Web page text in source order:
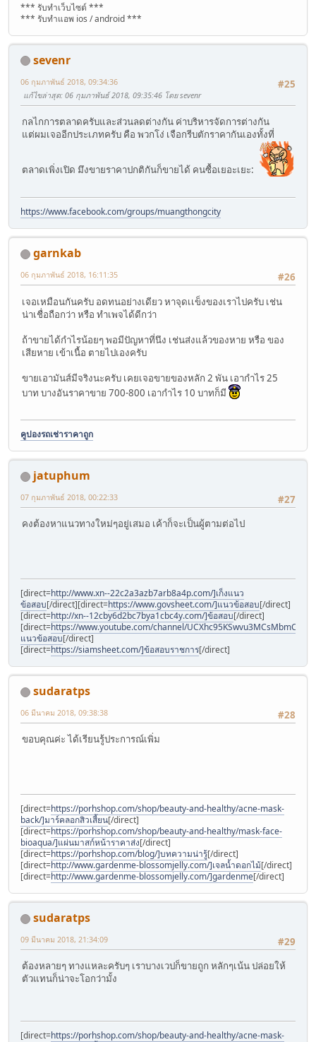
*** รับทำเว็บไซต์ ***
*** รับทำแอพ ios / android ***
sevenr
#25
06 กุมภาพันธ์ 2018, 09:34:36
แก้ไขล่าสุด: 06 กุมภาพันธ์ 2018, 09:35:46 โดย sevenr
กลไกการตลาดครับและส่วนลดต่างกัน ค่าบริหารจัดการต่างกัน
แต่ผมเจออีกประเภทครับ คือ พวกโง่ เจือกรีบตักราคากันเองทั้งที่
ตลาดเพิ่งเปิด มึงขายราคาปกติกันก็ขายได้ คนซื้อเยอะเยะ:
https://www.facebook.com/groups/muangthongcity
garnkab
#26
06 กุมภาพันธ์ 2018, 16:11:35
เจอเหมือนกันครับ อดทนอย่างเดียว หาจุดเเข็งของเราไปครับ เช่น
น่าเชื่อถือกว่า หรือ ทำเพจได้ดีกว่า
ถ้าขายได้กำไรน้อยๆ พอมีปัญหาที่นึง เช่นส่งแล้วของหาย หรือ ของ
เสียหาย เข้าเนื้อ ตายไปเองครับ
ขายเอามันส์มีจริงนะครับ เคยเจอขายของหลัก 2 พัน เอากำไร 25
บาท บางอันราคาขาย 700-800 เอากำไร 10 บาทก็มี
คูปองรถเช่าราคาถูก
jatuphum
#27
07 กุมภาพันธ์ 2018, 00:22:33
คงต้องหาแนวทางใหม่ๆอยู่เสมอ เค้าก็จะเป็นผู้ตามต่อไป
[direct=http://www.xn--22c2a3azb7arb8a4p.com/]เก็งแนว
ข้อสอบ[/direct][direct=https://www.govsheet.com/]แนวข้อสอบ[/direct]
[direct=http://xn--12cby6d2bc7bya1cbc4y.com/]ข้อสอบ[/direct]
[direct=https://www.youtube.com/channel/
แนวข้อสอบ[/direct]
[direct=https://siamsheet.com/]ข้อสอบราชการ[/direct]
sudaratps
#28
06 มีนาคม 2018, 09:38:38
ขอบคุณค่ะ ได้เรียนรู้ประการณ์เพิ่ม
[direct=https://porhshop.com/shop/beauty-and-healthy/acne-mask-
back/]มาร์คลอกสิวเสี้ยน[/direct]
[direct=https://porhshop.com/shop/beauty-and-healthy/mask-face-
bioaqua/]แผ่นมาสก์หน้าราคาส่ง[/direct]
[direct=https://porhshop.com/blog/]บทความน่ารู้[/direct]
[direct=http://www.gardenme-blossomjelly.com/]เจลน้ำดอกไม้[/direct]
[direct=http://www.gardenme-blossomjelly.com/]gardenme[/direct]
sudaratps
#29
09 มีนาคม 2018, 21:34:09
ต้องหลายๆ ทางแหละครับๆ เราบางเวปก็ขายถูก หลักๆเน้น ปล่อยให้
ตัวแทนก็น่าจะโอกว่ามั้ง
[direct=https://porhshop.com/shop/beauty-and-healthy/acne-mask-